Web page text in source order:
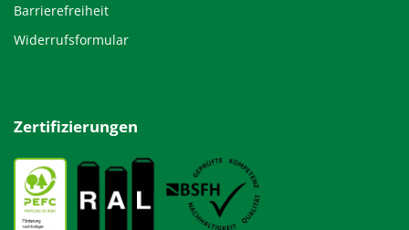
Barrierefreiheit
Widerrufsformular
Zertifizierungen